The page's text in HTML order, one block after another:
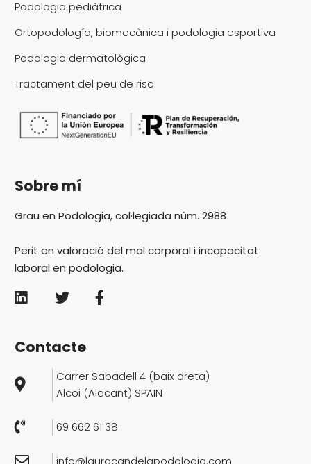
Podologia pediàtrica
Ortopodología, biomecànica i podologia esportiva
Podologia dermatològica
Tractament del peu de risc
Sobre mí
Grau en Podologia, col·legiada núm. 2988
Perit en valoració del mal corporal i incapacitat
laboral en podologia.
Contacte
Carrer Sabadell 4 (baix dreta)
Alcoi (Alacant) SPAIN
69 662 61 38
info@ lauracandelapodologia.com